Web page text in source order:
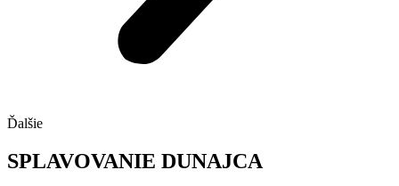
Ďalšie
SPLAVOVANIE DUNAJCA